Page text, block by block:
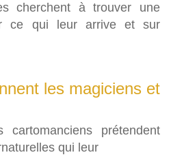
cherchent à trouver une
ce qui leur arrive et sur
les magiciens et
prétendent
qui leur